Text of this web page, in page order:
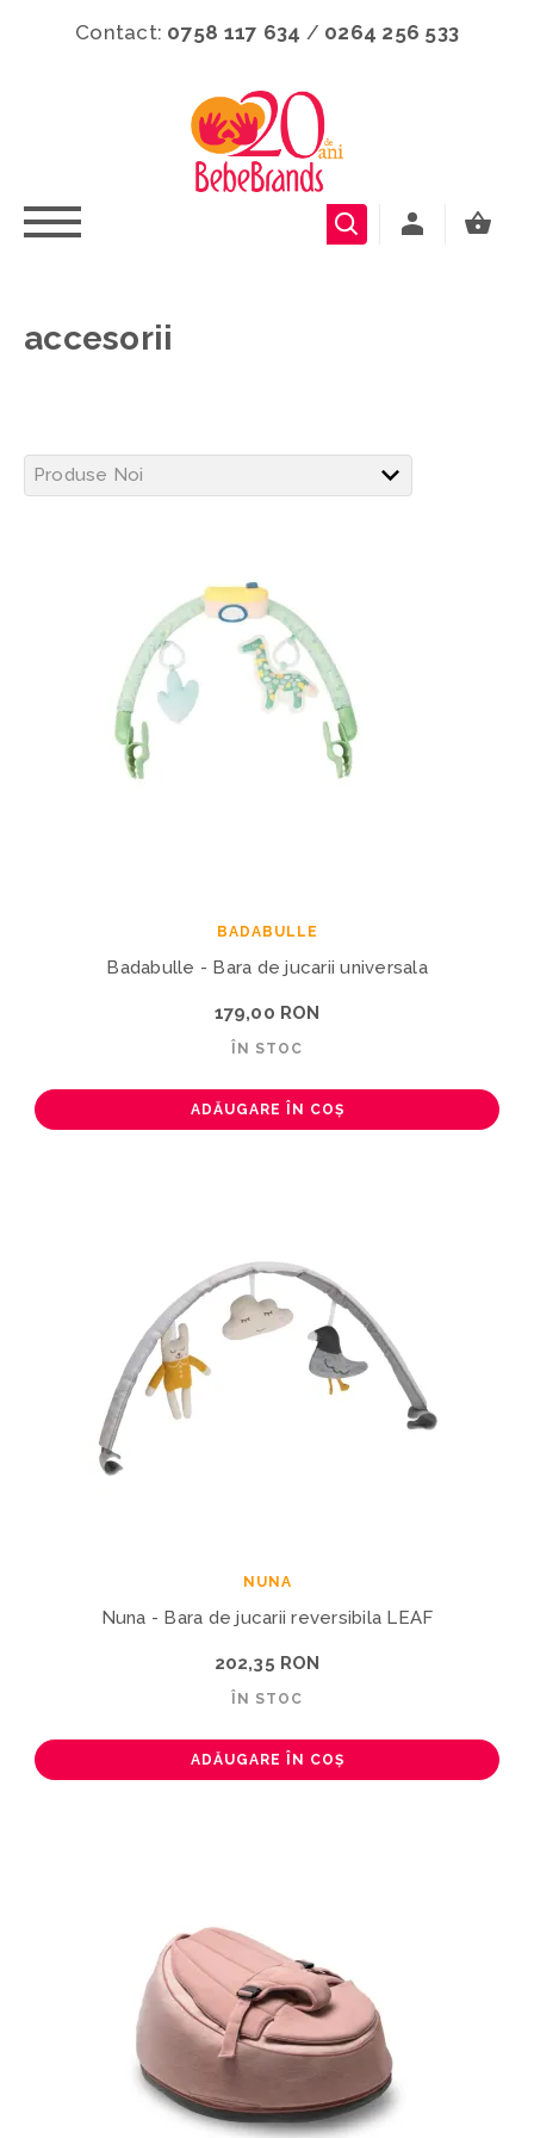
Contact: 0758 117 634 / 0264 256 533
accesorii
BADABULLE
Badabulle - Bara de jucarii universala
179,00 RON
ÎN STOC
ADĂUGARE ÎN COȘ
NUNA
Nuna - Bara de jucarii reversibila LEAF
202,35 RON
ÎN STOC
ADĂUGARE ÎN COȘ